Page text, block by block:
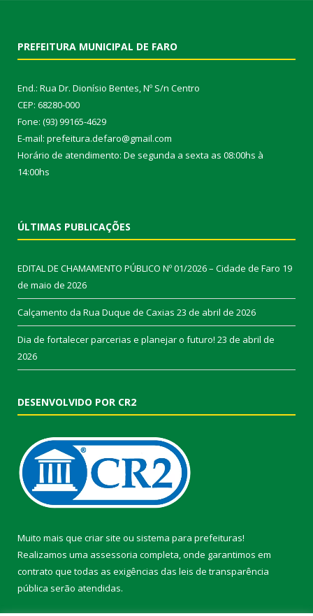
PREFEITURA MUNICIPAL DE FARO
End.: Rua Dr. Dionísio Bentes, Nº S/n Centro
CEP: 68280-000
Fone: (93) 99165-4629
E-mail: prefeitura.defaro@gmail.com
Horário de atendimento: De segunda a sexta as 08:00hs à
14:00hs
ÚLTIMAS PUBLICAÇÕES
EDITAL DE CHAMAMENTO PÚBLICO Nº 01/2026 – Cidade de Faro 19
de maio de 2026
Calçamento da Rua Duque de Caxias 23 de abril de 2026
Dia de fortalecer parcerias e planejar o futuro! 23 de abril de
2026
DESENVOLVIDO POR CR2
Muito mais que criar site ou sistema para prefeituras!
Realizamos uma assessoria completa, onde garantimos em
contrato que todas as exigências das leis de transparência
pública serão atendidas.